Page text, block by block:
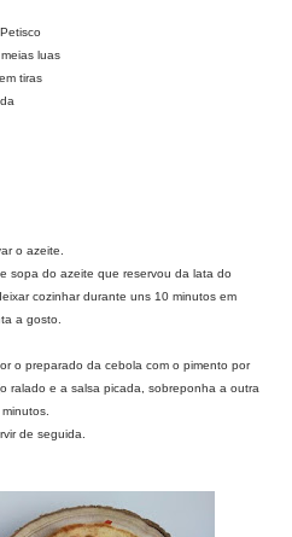
luas
tiras
o azeite.
sopa do azeite que reservou da lata do
cozinhar durante uns 10 minutos em
a gosto.
o preparado da cebola com o pimento por
ralado e a salsa picada, sobreponha a outra
de seguida.